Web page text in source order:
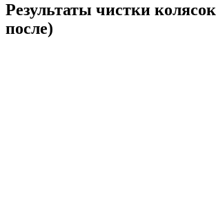
Результаты чистки колясок
после)